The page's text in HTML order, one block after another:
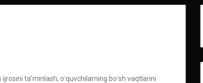
taʼminlash, oʻquvchilarning boʻsh vaqtlarini